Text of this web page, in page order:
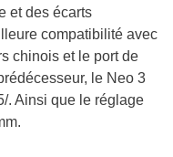
et des écarts
compatibilité avec
chinois et le port de
le Neo 3
. Ainsi que le réglage